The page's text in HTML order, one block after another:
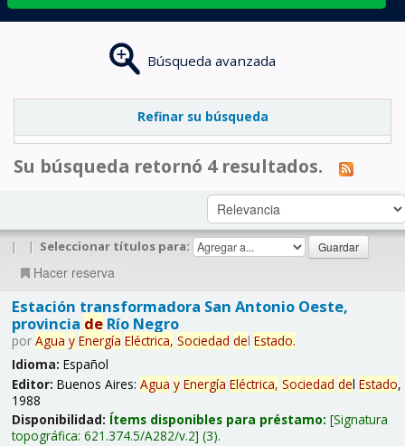
Búsqueda avanzada
Refinar su búsqueda
Su búsqueda retornó 4 resultados.
| | Seleccionar títulos para:
Hacer reserva
Estación transformadora San Antonio Oeste,
provincia deRío Negro
por Agua y Energía Eléctrica, Sociedad del Estado.
Idioma: Español
Editor: Buenos Aires: Agua y Energía Eléctrica, Sociedad del Estado,
1988
Disponibilidad: Ítems disponibles para préstamo: Signatura
topográfica: 621.374.5/A282/v.2 (3).